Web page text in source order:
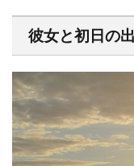
彼女と初日の